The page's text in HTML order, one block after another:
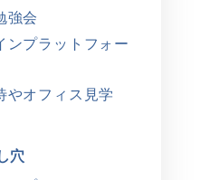
強会
ンプラットフォー
やオフィス見学
穴